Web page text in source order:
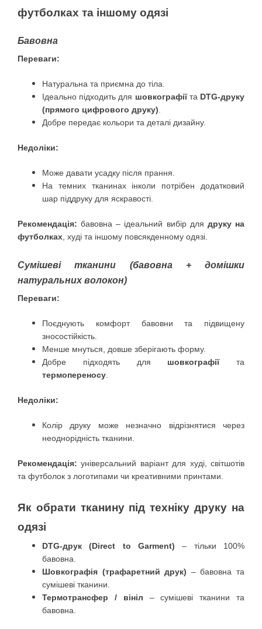
футболках та іншому одязі
Бавовна
Переваги:
Натуральна та приємна до тіла.
Ідеально підходить для шовкографіїта DTG-друку
(прямого цифрового друку)
Добре передає кольори та деталі дизайну.
Недоліки:
Може давати усадку після прання.
На темних тканинах інколи потрібен додатковий
шар піддруку для яскравості.
Рекомендація: бавовна – ідеальний вибір для друку на
футболках , худі та іншому повсякденному одязі.
Сумішеві тканини (бавовна + домішки
натуральних волокон)
Переваги:
Поєднують комфорт бавовни та підвищену
зносостійкість.
Менше мнуться, довше зберігають форму.
Добре підходять для шовкографіїта
термопереносу
Недоліки:
Колір друку може незначно відрізнятися через
неоднорідність тканини.
Рекомендація: універсальний варіант для худі, світшотів
та футболок з логотипами чи креативними принтами.
Як обрати тканину під техніку друку на
одязі
DTG-друк (Direct to Garment) – тільки 100%
бавовна.
Шовкографія (трафаретний друк) – бавовна та
сумішеві тканини.
Термотрансфер / вініл – сумішеві тканини та
бавовна.